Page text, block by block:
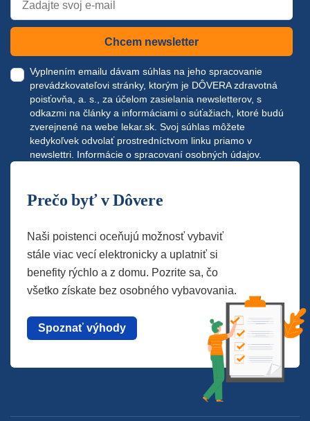
Chcem newsletter
Vyplnením emailu dávam súhlas na jeho spracovanie
prevádzkovateľovi stránky, ktorým je DÔVERA zdravotná
poisťovňa, a. s., za účelom zasielania newsletterov, s
odkazmi na články a informáciami o súťažiach, ktoré budú
zverejnené na webe lekar.sk. Svoj súhlas môžete
kedykoľvek odvolať prostredníctvom linku priamo v
newslettri. Informácie o spracovaní osobných údajov.
Prečo byť v Dôvere
Naši poistenci oceňujú možnosť vybaviť
stále viac vecí elektronicky a uplatniť si
benefity rýchlo a z domu. Pozrite sa, čo
všetko získate bez osobného vybavovania.
Spoznať výhody